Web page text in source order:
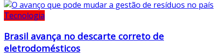
Tecnologia
Brasil avança no descarte correto de
eletrodomésticos